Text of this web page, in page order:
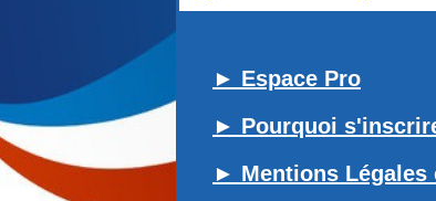
► Espace Pro
► Pourquoi
► Mentions Légales